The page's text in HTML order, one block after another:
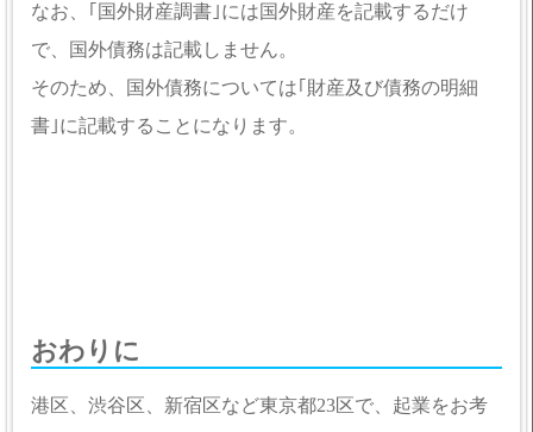
なお、｢国外財産調書｣には国外財産を記載するだけ
で、国外債務は記載しません。
そのため、国外債務については｢財産及び債務の明細
書｣に記載することになります。
おわりに
港区、渋谷区、新宿区など東京都23区で、起業をお考